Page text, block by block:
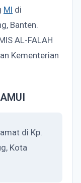
MI di
Banten.
AL-FALAH
Kementerian
di Kp.
Kota